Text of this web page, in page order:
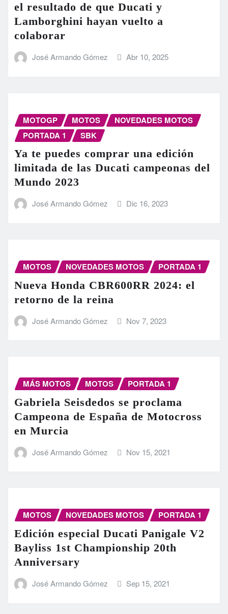
el resultado de que Ducati y
Lamborghini hayan vuelto a
colaborar
José Armando Gómez Abr 10, 2025
MOTOGP MOTOS
NOVEDADES MOTOS
PORTADA 1
SBK
Ya te puedes comprar una edición
limitada de las Ducati campeonas del
Mundo 2023
José Armando Gómez Dic 16, 2023
MOTOS NOVEDADES MOTOS PORTADA 1
Nueva Honda CBR600RR 2024: el
retorno de la reina
José Armando Gómez Nov 7, 2023
MÁS MOTOS MOTOS PORTADA 1
Gabriela Seisdedos se proclama
Campeona de España de Motocross
en Murcia
José Armando Gómez Nov 15, 2021
MOTOS NOVEDADES MOTOS PORTADA 1
Edición especial Ducati Panigale V2
Bayliss 1st Championship 20th
Anniversary
José Armando Gómez Sep 15, 2021